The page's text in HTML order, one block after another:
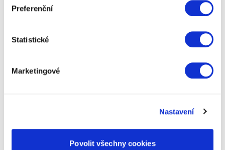
Preferenční
Statistické
Marketingové
Nastavení
Povolit všechny cookies